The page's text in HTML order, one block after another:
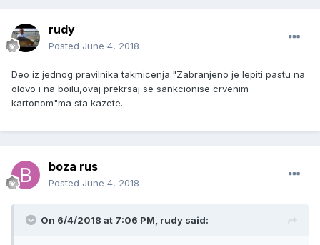
rudy
Posted June 4, 2018
Deo iz jednog pravilnika takmicenja:"Zabranjeno je lepiti pastu na
olovo i na boilu,ovaj prekrsaj se sankcionise crvenim
kartonom"ma sta kazete.
boza rus
Posted June 4, 2018
On 6/4/2018 at 7:06 PM, rudy said: